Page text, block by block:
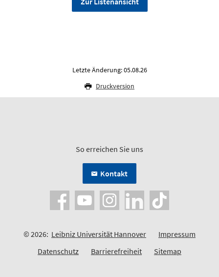
Letzte Änderung: 05.08.26
Druckversion
So erreichen Sie uns
Kontakt
© 2026: Leibniz Universität Hannover
Impressum
Datenschutz
Barrierefreiheit Sitemap